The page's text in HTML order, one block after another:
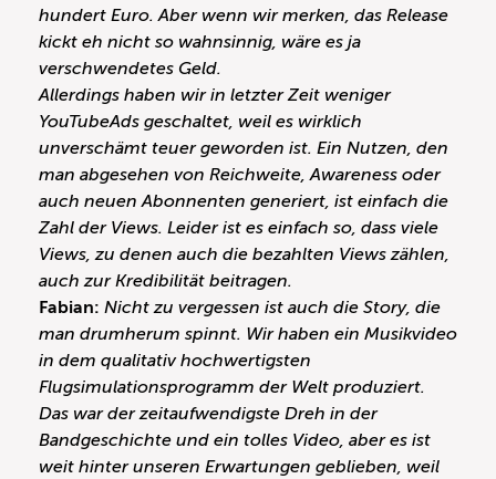
hundert Euro. Aber wenn wir merken, das Release
kickt eh nicht so wahnsinnig, wäre es ja
verschwendetes Geld.
Allerdings haben wir in letzter Zeit weniger
YouTubeAds geschaltet, weil es wirklich
unverschämt teuer geworden ist. Ein Nutzen, den
man abgesehen von Reichweite, Awareness oder
auch neuen Abonnenten generiert, ist einfach die
Zahl der Views. Leider ist es einfach so, dass viele
Views, zu denen auch die bezahlten Views zählen,
auch zur Kredibilität beitragen.
Fabian: Nicht zu vergessen ist auch die Story, die
man drumherum spinnt. Wir haben ein Musikvideo
in dem qualitativ hochwertigsten
Flugsimulationsprogramm der Welt produziert.
Das war der zeitaufwendigste Dreh in der
Bandgeschichte und ein tolles Video, aber es ist
weit hinter unseren Erwartungen geblieben, weil